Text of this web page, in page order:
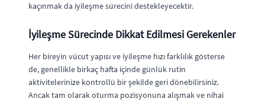
kaçınmak da iyileşme sürecini destekleyecektir.
İyileşme Sürecinde Dikkat Edilmesi Gerekenler
Her bireyin vücut yapısı ve iyileşme hızı farklılık gösterse
de, genellikle birkaç hafta içinde günlük rutin
aktivitelerinize kontrollü bir şekilde geri dönebilirsiniz.
Ancak tam olarak oturma pozisyonuna alışmak ve nihai